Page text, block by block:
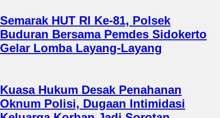
Semarak HUT RI Ke-81, Polsek
Buduran Bersama Pemdes Sidokerto
Gelar Lomba Layang-Layang
Kuasa Hukum Desak Penahanan
Oknum Polisi, Dugaan Intimidasi